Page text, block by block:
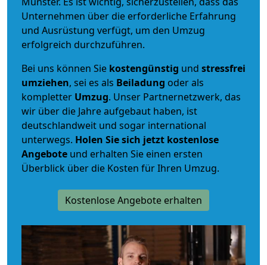
Unternehmen über die erforderliche Erfahrung
und Ausrüstung verfügt, um den Umzug
erfolgreich durchzuführen.
Bei uns können Sie kostengünstig und stressfrei
umziehen, sei es als Beiladung oder als
kompletter Umzug. Unser Partnernetzwerk, das
wir über die Jahre aufgebaut haben, ist
deutschlandweit und sogar international
unterwegs. Holen Sie sich jetzt kostenlose
Angebote und erhalten Sie einen ersten
Überblick über die Kosten für Ihren Umzug.
Kostenlose Angebote erhalten